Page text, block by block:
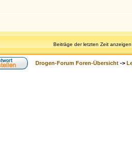
Beiträge der letzten Zeit
Drogen-Forum Foren-Übersicht ->